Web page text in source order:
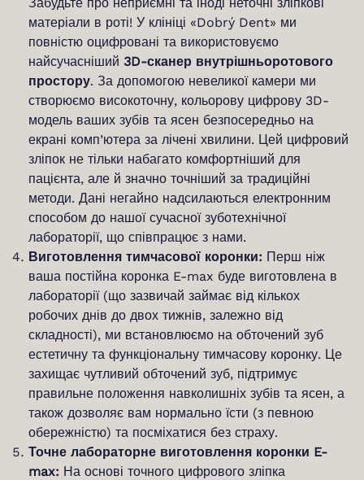
матеріали в роті! У клініці «Dobrý Dent» ми
повністю оцифровані та використовуємо
найсучасніший 3D-сканер внутрішньоротового
простору. За допомогою невеликої камери ми
створюємо високоточну, кольорову цифрову 3D-
модель ваших зубів та ясен безпосередньо на
екрані комп’ютера за лічені хвилини. Цей цифровий
зліпок не тільки набагато комфортніший для
пацієнта, але й значно точніший за традиційні
методи. Дані негайно надсилаються електронним
способом до нашої сучасної зуботехнічної
лабораторії, що співпрацює з нами.
Виготовлення тимчасової коронки: Перш ніж
ваша постійна коронка E-max буде виготовлена в
лабораторії (що зазвичай займає від кількох
робочих днів до двох тижнів, залежно від
складності), ми встановлюємо на обточений зуб
естетичну та функціональну тимчасову коронку. Це
захищає чутливий обточений зуб, підтримує
правильне положення навколишніх зубів та ясен, а
також дозволяє вам нормально їсти (з певною
обережністю) та посміхатися без страху.
Точне лабораторне виготовлення коронки E-
max: На основі точного цифрового зліпка